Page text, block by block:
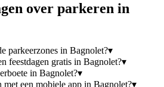
over parkeren in
parkeerzones in Bagnolet?▾
feestdagen gratis in Bagnolet?▾
in Bagnolet?▾
een mobiele app in Bagnolet?▾